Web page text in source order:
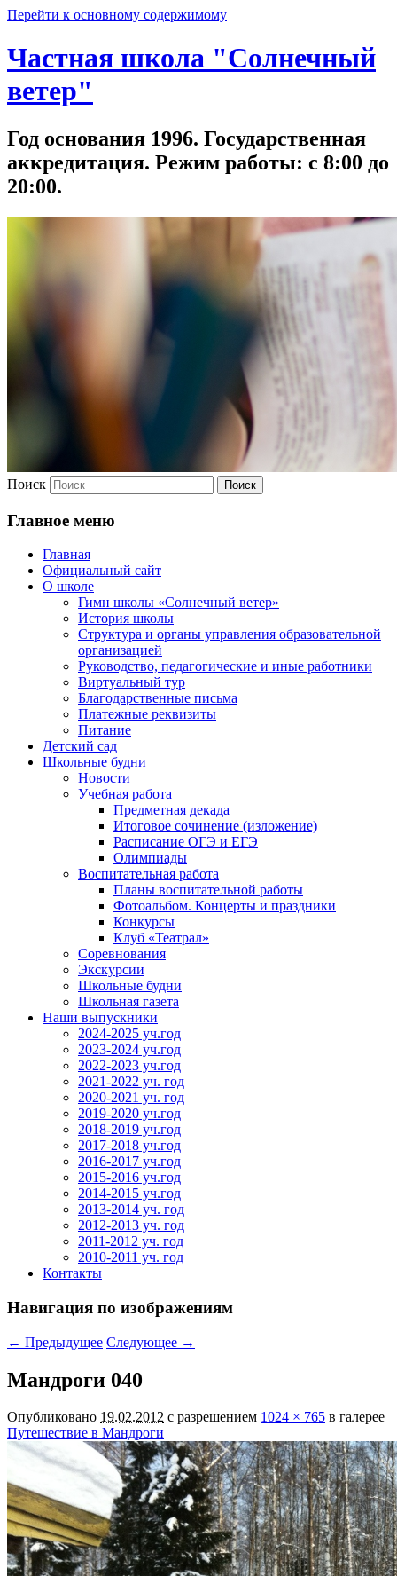
Перейти к основному содержимому
Частная школа "Солнечный
ветер"
Год основания 1996. Государственная
аккредитация. Режим работы: с 8:00 до
20:00.
Поиск
Главное меню
Главная
Официальный сайт
О школе
Гимн школы «Солнечный ветер»
История школы
Структура и органы управления образовательной
организацией
Руководство, педагогические и иные работники
Виртуальный тур
Благодарственные письма
Платежные реквизиты
Питание
Детский сад
Школьные будни
Новости
Учебная работа
Предметная декада
Итоговое сочинение (изложение)
Расписание ОГЭ и ЕГЭ
Олимпиады
Воспитательная работа
Планы воспитательной работы
Фотоальбом. Концерты и праздники
Конкурсы
Клуб «Театрал»
Соревнования
Экскурсии
Школьные будни
Школьная газета
Наши выпускники
2024-2025 уч.год
2023-2024 уч.год
2022-2023 уч.год
2021-2022 уч. год
2020-2021 уч. год
2019-2020 уч.год
2018-2019 уч.год
2017-2018 уч.год
2016-2017 уч.год
2015-2016 уч.год
2014-2015 уч.год
2013-2014 уч. год
2012-2013 уч. год
2011-2012 уч. год
2010-2011 уч. год
Контакты
Навигация по изображениям
← Предыдущее Следующее →
Мандроги 040
Опубликовано 19.02.2012 с разрешением 1024 × 765 в галерее
Путешествие в Мандроги